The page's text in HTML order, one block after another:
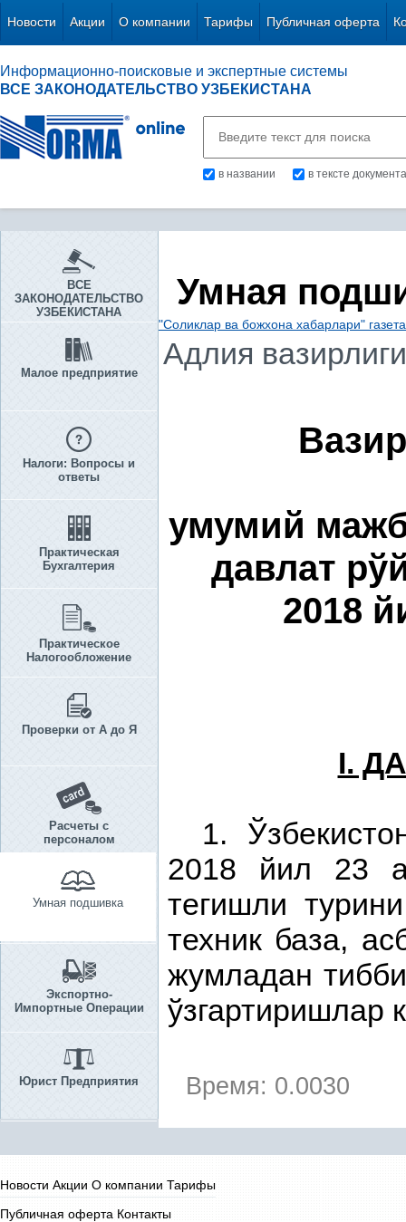
Новости Акции О компании Тарифы Публичная оферта
Информационно-поисковые и экспертные системы
ВСЕ ЗАКОНОДАТЕЛЬСТВО УЗБЕКИСТАНА
в названии в тексте документа
ВСЕ
ЗАКОНОДАТЕЛЬСТВО
УЗБЕКИСТАНА
Малое предприятие
Налоги: Вопросы и
ответы
Практическая
Бухгалтерия
Практическое
Налогообложение
Проверки от А до Я
Расчеты с
персоналом
Умная подшивка
Экспортно-
Импортные Операции
Юрист Предприятия
Умная
"Соликлар ва божхона хабарлари"
Адлия
умумий
давлат
2018
I.
1.
2018 йил 23
тегишли
техник база,
жумладан
ўзгартиришлар
Время: 0.0030
Новости Акции О компании Тарифы
Публичная оферта Контакты